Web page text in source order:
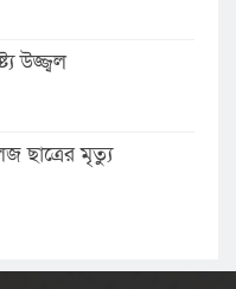
উজ্জ্বল
ছাত্রের মৃত্যু